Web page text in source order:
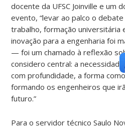
docente da UFSC Joinville e um
evento, “levar ao palco o
trabalho, formação universitária
inovação para a engenharia foi
— foi um chamado à reflexão
considero central: a
com profundidade, a forma
formando os engenheiros que
futuro.”
Para o servidor técnico Saulo